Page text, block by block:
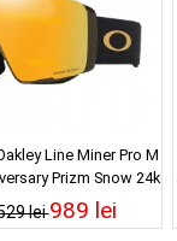
Line Miner Pro M
Prizm Snow 24k
Iridium 25/26
lei989 lei